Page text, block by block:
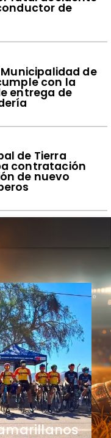
de
de
con la
entrega de
de Tierra
contratación
de nuevo